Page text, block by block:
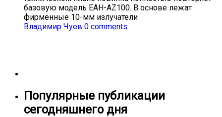
базовую модель EAH-AZ100. В основе лежат
фирменные 10-мм излучатели
Владимир Чуев 0 comments
Популярные публикации
сегодняшнего дня